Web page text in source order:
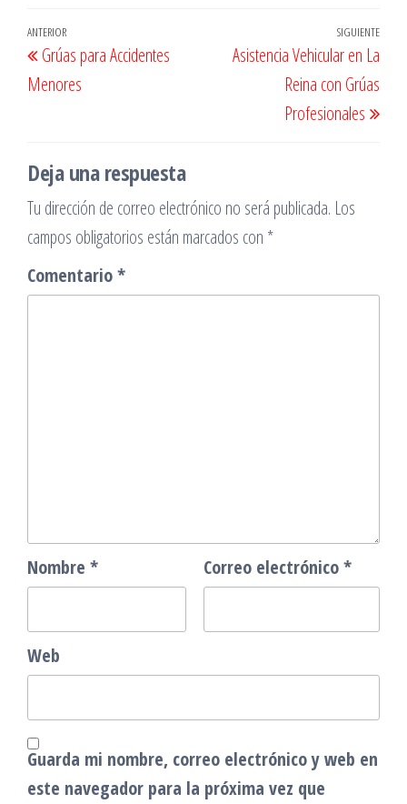
Navegación
de
entradas
Entrada
anterior
ANTERIOR
Grúas para Accidentes
Menores
SIGUIENTE
Asistencia Vehicular en La
Reina con Grúas
Profesionales
Deja una respuesta
Tu dirección de correo electrónico no será publicada. Los
campos obligatorios están marcados con *
Comentario*
Nombre * Correo electrónico*
Web
Guarda mi nombre, correo electrónico y web en
este navegador para la próxima vez que